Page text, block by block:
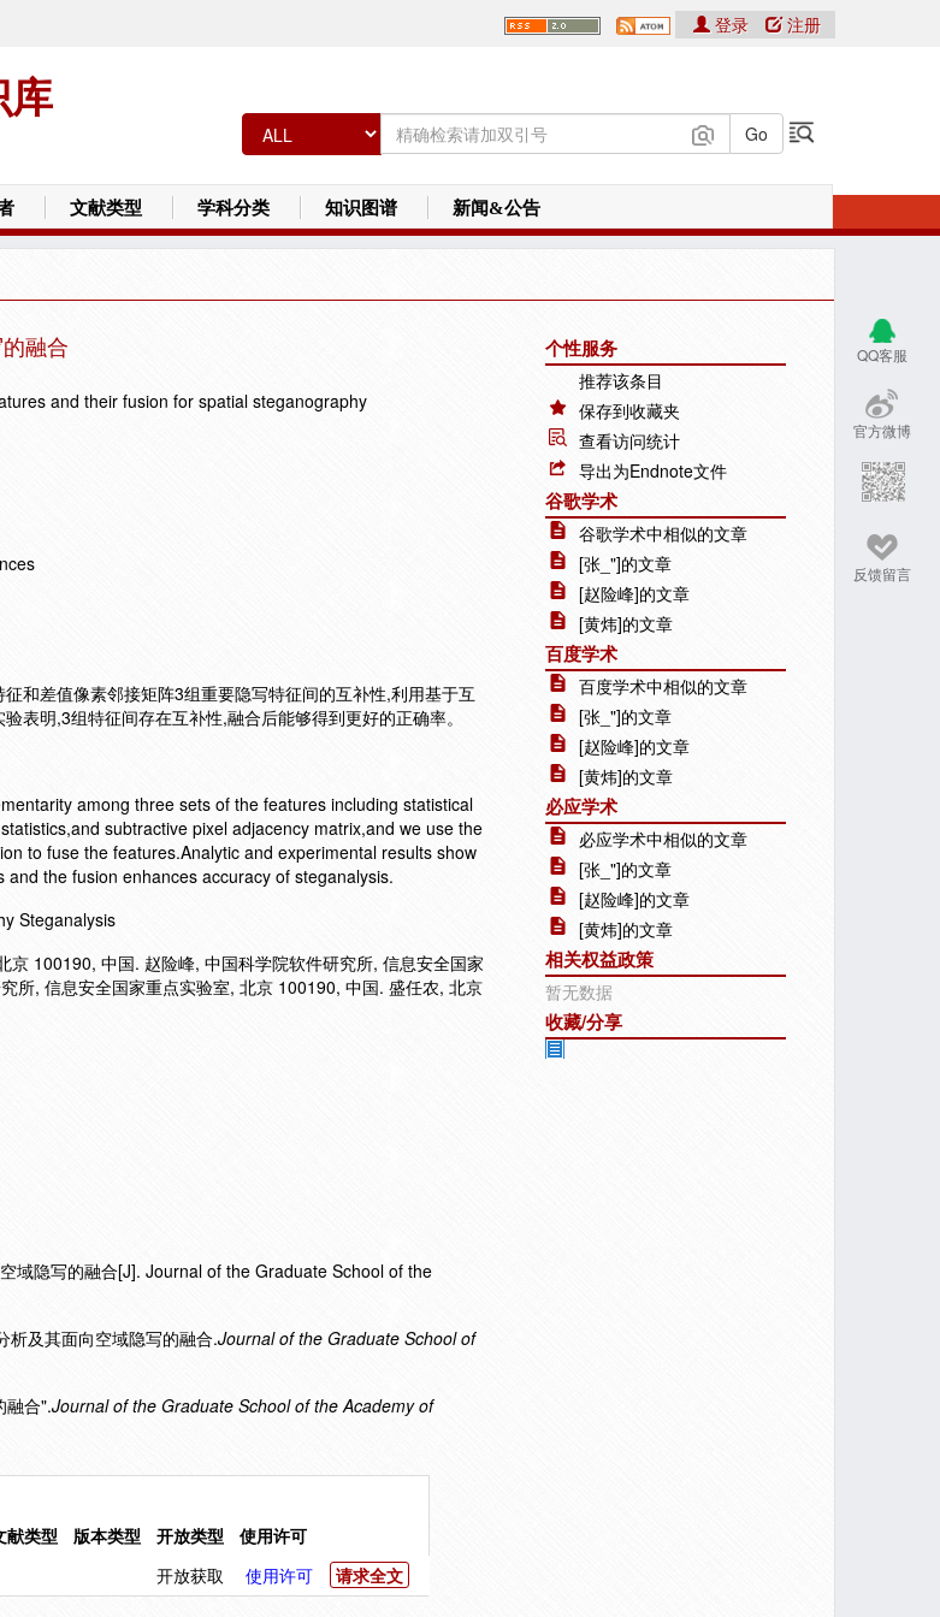
库
登录 注册
文献类型 学科分类 知识图谱 新闻&公告
QQ客服
官方微博
反馈留言
融合
and their fusion for spatial steganography
和差值像素邻接矩阵3组重要隐写特征间的互补性,利用基于互
表明,3组特征间存在互补性,融合后能够得到更好的正确率。
among three sets of the features including statistical
subtractive pixel adjacency matrix,and we use the
to fuse the features.Analytic and experimental results show
the fusion enhances accuracy of steganalysis.
Steganalysis
100190, 中国. 赵险峰, 中国科学院软件研究所, 信息安全国家
所, 信息安全国家重点实验室, 北京 100190, 中国. 盛任农, 北京
域隐写的融合[J]. Journal of the Graduate School of the
析及其面向空域隐写的融合.Journal of the Graduate School of
融合".Journal of the Graduate School of the Academy of
献类型 版本类型 开放类型
使用许可
开放获取 使用许可 请求全文
个性服务
推荐该条目
保存到收藏夹
查看访问统计
导出为Endnote文件
谷歌学术
谷歌学术中相似的文章
[张_"]的文章
[赵险峰]的文章
[黄炜]的文章
百度学术
百度学术中相似的文章
[张_"]的文章
[赵险峰]的文章
[黄炜]的文章
必应学术
必应学术中相似的文章
[张_"]的文章
[赵险峰]的文章
[黄炜]的文章
相关权益政策
暂无数据
收藏/分享